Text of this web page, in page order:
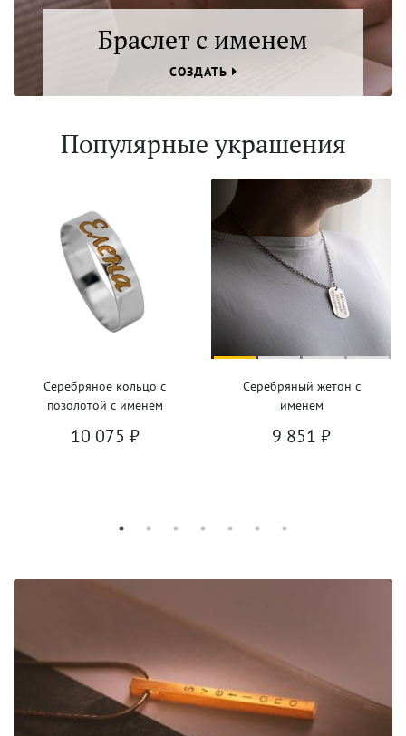
Браслет с именем
СОЗДАТЬ
Популярные украшения
Серебряное кольцо с
позолотой с именем
10 075 ₽
Серебряный жетон с
именем
9 851 ₽